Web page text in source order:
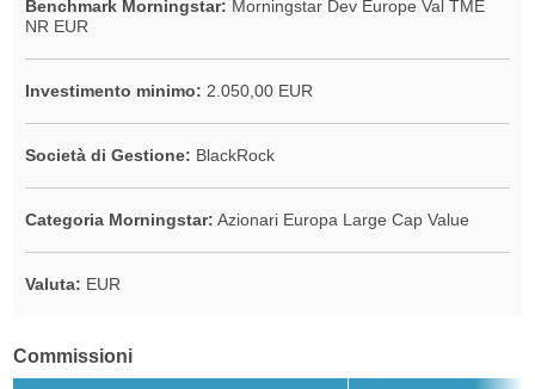
Benchmark Morningstar: Morningstar Dev Europe Val TME
NR EUR
Investimento minimo: 2.050,00 EUR
Società di Gestione: BlackRock
Categoria Morningstar: Azionari Europa Large Cap Value
Valuta: EUR
Commissioni